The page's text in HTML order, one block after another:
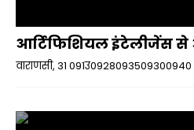
आर्टिफिशियल इंटेलीजेंस से
वाराणसी, 31